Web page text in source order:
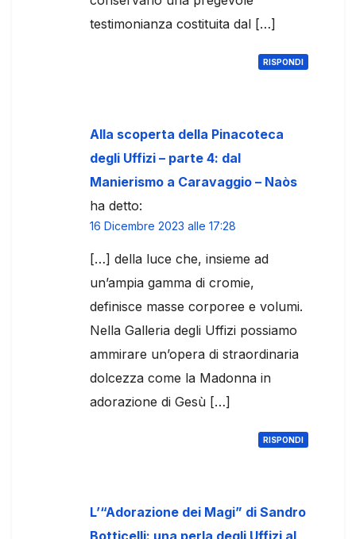
testimonianza costituita dal […]
RISPONDI
Alla scoperta della Pinacoteca
degli Uffizi – parte 4: dal
Manierismo a Caravaggio – Naòs
ha detto:
16 Dicembre 2023 alle 17:28
[…] della luce che, insieme ad
un’ampia gamma di cromie,
definisce masse corporee e volumi.
Nella Galleria degli Uffizi possiamo
ammirare un’opera di straordinaria
dolcezza come la Madonna in
adorazione di Gesù […]
RISPONDI
L’“Adorazione dei Magi” di Sandro
Botticelli: una perla degli Uffizi al